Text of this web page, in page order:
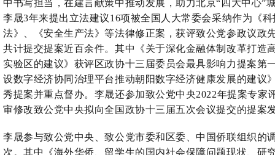
中书写担当，在建言献策中推动发展，助力北京“四大中心”
李晟3年来提出立法建议16项被全国人大常委会采纳作为《
法》、《安全生产法》等法律修正案，获评致公党参政议政
共计提交提案近百余件。其中《关于深化金融体制改革打造
实验区的建议》获评区政协十三届委员会最具影响力提案第
设数字经济协同治理平台推动朝阳数字经济健康发展的建议
秀提案并重点督办。李晟还参加致公党中央2022年提案专家
审修改致公党中央拟向全国政协十三届五次会议提交的提案
李晟参与致公党中央、致公党市委和区委、中国侨联组织的
次。其中《海外华侨、留学生的国内社会保障问题现状、研